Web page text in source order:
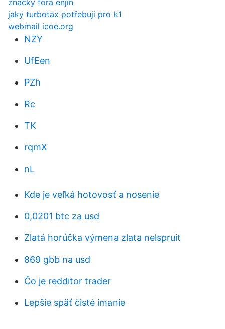
značky fóra enjin
jaký turbotax potřebuji pro k1
webmail icoe.org
NZY
UfEen
PZh
Rc
TK
rqmX
nL
Kde je veľká hotovosť a nosenie
0,0201 btc za usd
Zlatá horúčka výmena zlata nelspruit
869 gbb na usd
Čo je redditor trader
Lepšie späť čisté imanie